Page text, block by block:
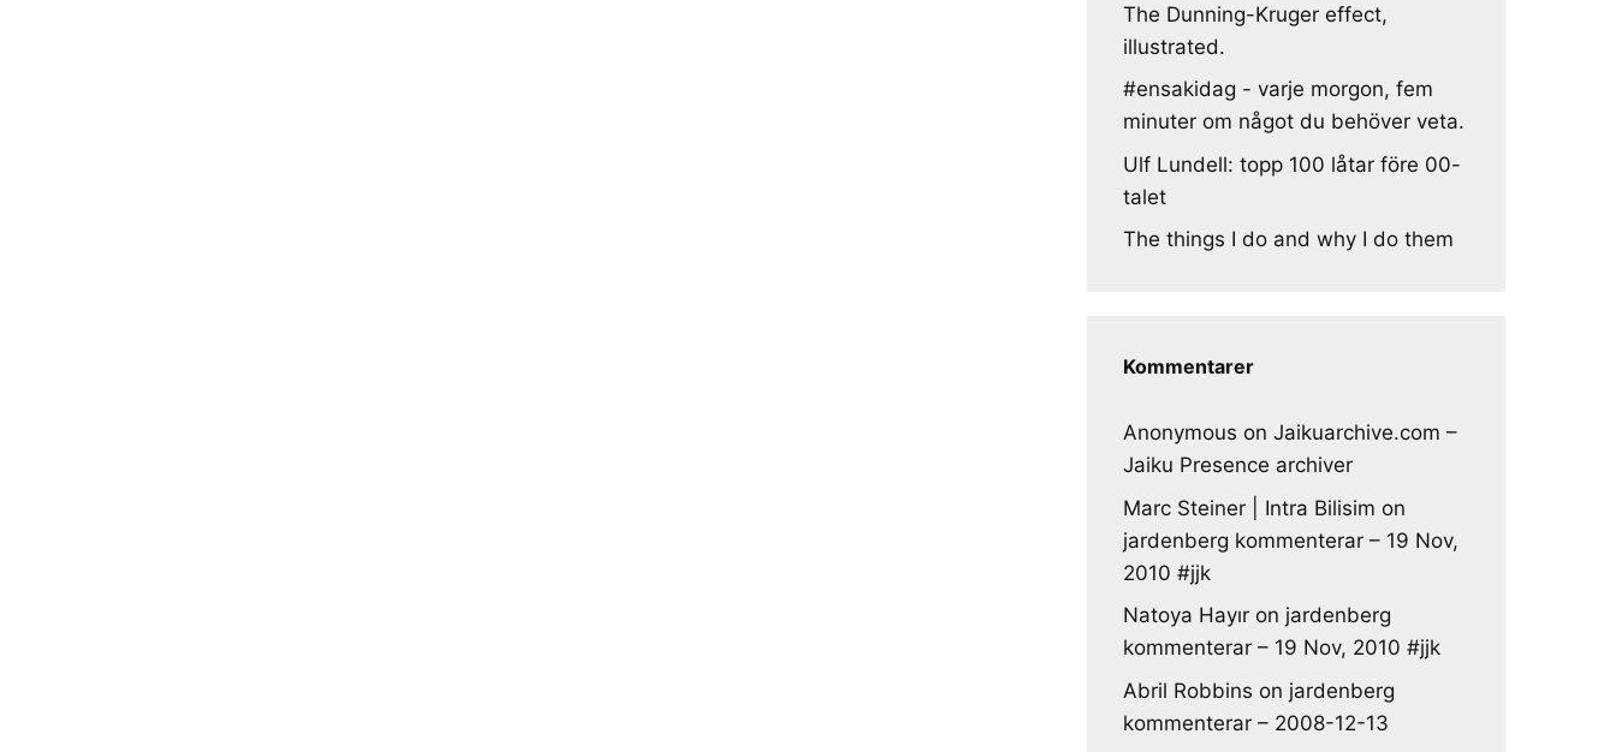
The Dunning-Kruger effect,
illustrated.
#ensakidag - varje morgon, fem
minuter om något du behöver veta.
Ulf Lundell: topp 100 låtar före 00-
talet
The things I do and why I do them
Kommentarer
Anonymous on Jaikuarchive.com –
Jaiku Presence archiver
Marc Steiner | Intra Bilisim on
jardenberg kommenterar – 19 Nov,
2010 #jjk
Natoya Hayır on jardenberg
kommenterar – 19 Nov, 2010 #jjk
Abril Robbins on jardenberg
kommenterar – 2008-12-13